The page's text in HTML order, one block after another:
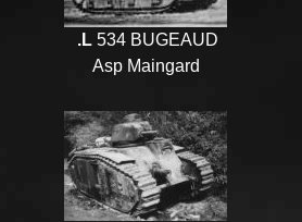
.L 534 BUGEAUD
Asp Maingard